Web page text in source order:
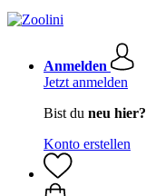
Anmelden
Jetzt anmelden
Bist du neu hier?
Konto erstellen